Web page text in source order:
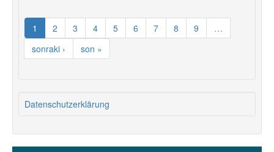
1 2 3 4 5 6 7 8 9
…
sonraki ›
son »
Datenschutzerklärung